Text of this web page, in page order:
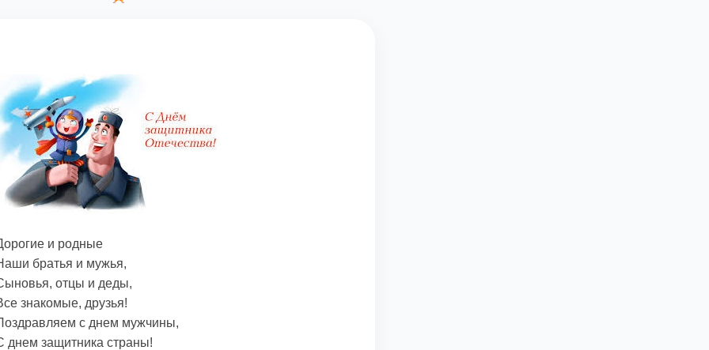
и родные
братья и мужья,
отцы и деды,
знакомые, друзья!
с днем мужчины,
днем защитника страны!